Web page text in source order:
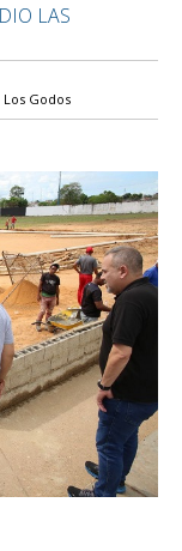
LAS
Godos